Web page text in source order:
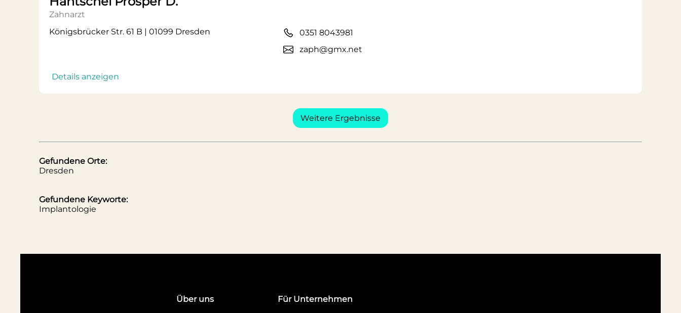
Zahnarzt
Königsbrücker Str. 61 B | 01099 Dresden
Details anzeigen
0351 8043981
zaph@gmx.net
Weitere Ergebnisse
Gefundene Orte:
Dresden
Gefundene Keyworte:
Implantologie
Über uns
Für Unternehmen